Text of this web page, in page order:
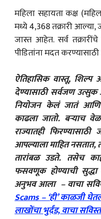
महिला सहायता कक्ष
मध्ये 4,368 तक्रारी आल्या,
जास्त आहेत. सर्व
पीडितांना मदत
ऐतिहासिक वास्तू, शिल्प
देण्यासाठी सर्वजण उत्सुक
नियोजन केलं जातं
काढला जातो. बऱ्याच
राज्यातही फिरण्यासाठी
आपल्याला माहित
तारांबळ उडते. तसेच
फसवणूक होण्याची
अनुभव आला – वाचा
Scams – ‘ही’ काळजी
लाखोंचा भुर्दंड, वाचा